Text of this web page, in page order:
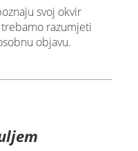
svoj okvir
razumjeti
objavu.